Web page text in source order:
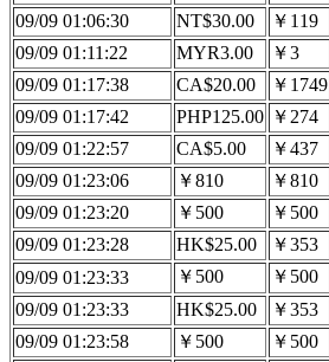
09/09 01:06:30
NT$30.00 ￥119
09/09 01:11:22
MYR3.00 ￥3
09/09 01:17:38
CA$20.00 ￥1749
09/09 01:17:42
PHP125.00 ￥274
09/09 01:22:57
CA$5.00 ￥437
09/09 01:23:06
￥810 ￥810
09/09 01:23:20
￥500 ￥500
09/09 01:23:28
HK$25.00 ￥353
09/09 01:23:33
￥500 ￥500
09/09 01:23:33
HK$25.00 ￥353
09/09 01:23:58
￥500 ￥500